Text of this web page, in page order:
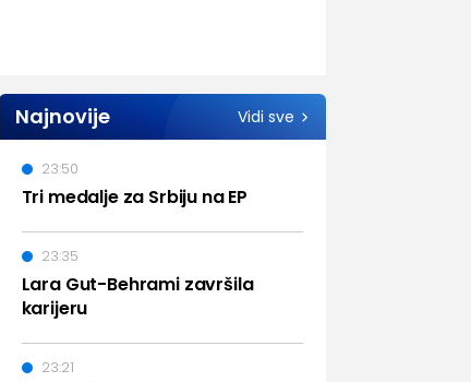
Najnovije Vidi sve
Tri medalje za Srbiju na EP
23:50
Lara Gut-Behrami završila
karijeru
23:35
23:21